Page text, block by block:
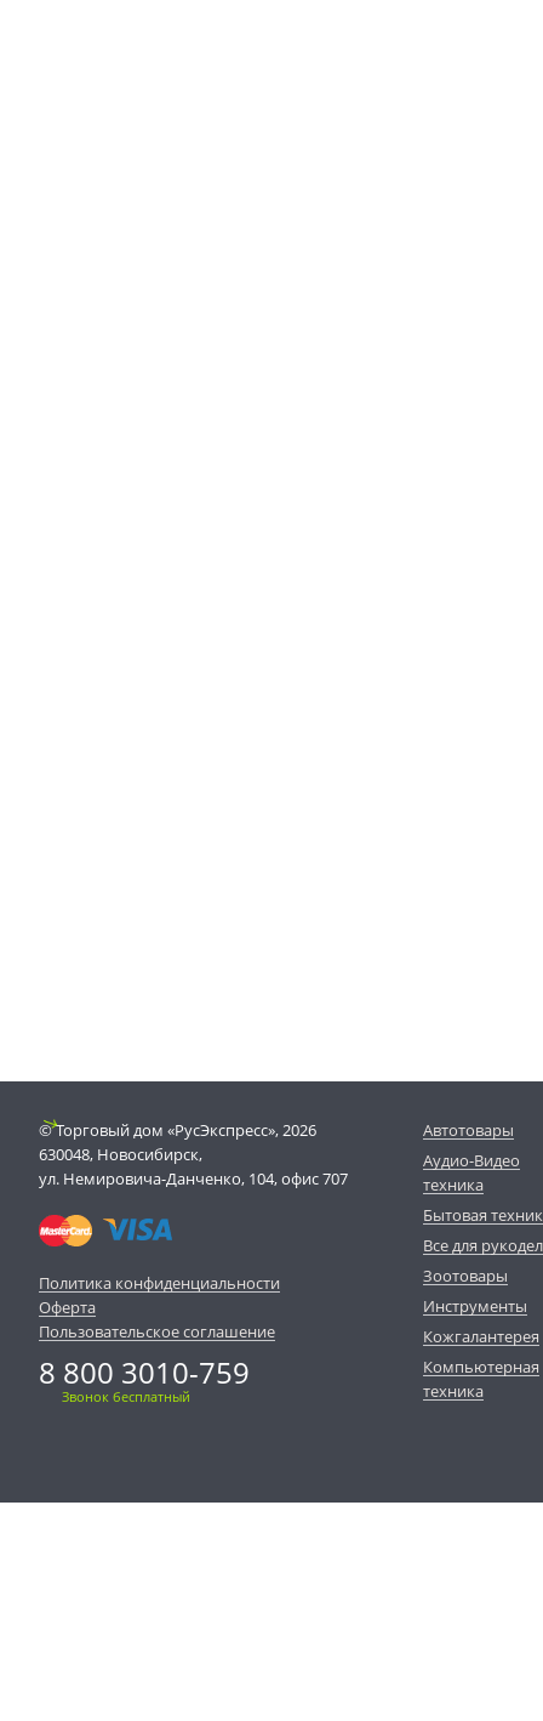
© Торговый дом «РусЭкспресс», 2026
630048, Новосибирск,
ул. Немировича-Данченко, 104, офис 707
Политика конфиденциальности
Оферта
Пользовательское соглашение
8 800 3010-759
Звонок бесплатный
Автотовары
Аудио-Видео
техника
Бытовая
Все для
Зоотовары
Инструменты
Кожгалантерея
Компьютерная
техника